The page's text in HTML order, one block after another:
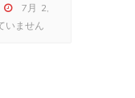
7月 2,
いません